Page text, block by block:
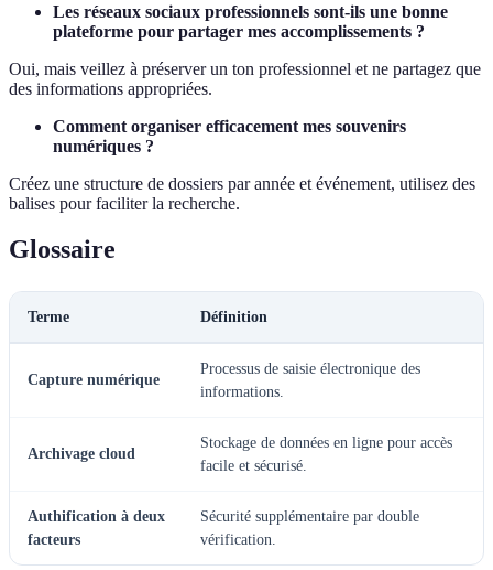
Les réseaux sociaux professionnels sont-ils une bonne
plateforme pour partager mes accomplissements ?
Oui, mais veillez à préserver un ton professionnel et ne partagez que
des informations appropriées.
Comment organiser efficacement mes souvenirs
numériques ?
Créez une structure de dossiers par année et événement, utilisez des
balises pour faciliter la recherche.
Glossaire
Terme Définition
Capture numérique
Processus de saisie électronique des
informations.
Archivage cloud
Stockage de données en ligne pour accès
facile et sécurisé.
Authification à deux
facteurs
Sécurité supplémentaire par double
vérification.